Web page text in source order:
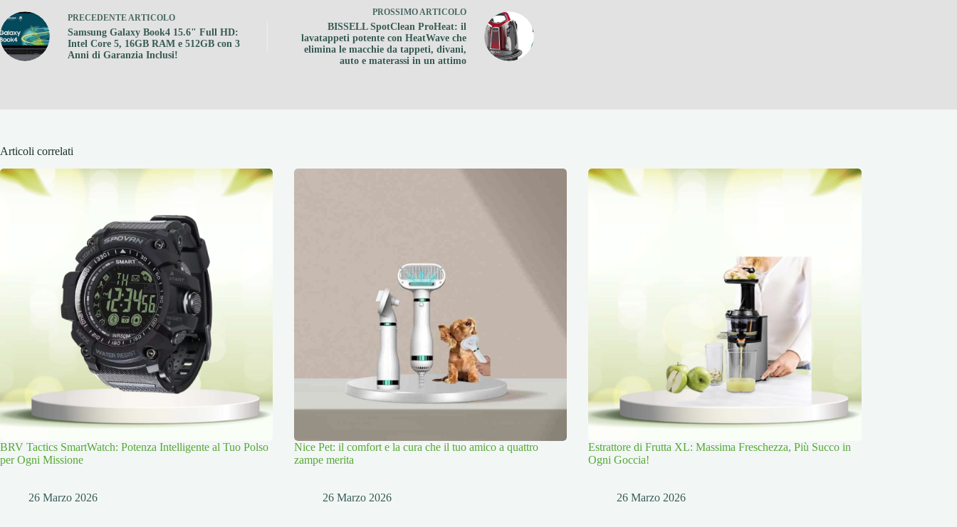
PRECEDENTEARTICOLO
Samsung Galaxy Book4 15.6" Full HD:
Intel Core 5, 16GB RAM e 512GB con 3
Anni di Garanzia Inclusi!
PROSSIMOARTICOLO
BISSELL SpotClean ProHeat: il
lavatappeti potente con HeatWave che
elimina le macchie da tappeti, divani,
auto e materassi in un attimo
Articoli correlati
BRV Tactics SmartWatch: Potenza Intelligente al Tuo Polso
per Ogni Missione
26 Marzo 2026
Nice Pet: il comfort e la cura che il tuo amico a quattro
zampe merita
26 Marzo 2026
Estrattore di Frutta XL: Massima Freschezza, Più Succo in
Ogni Goccia!
26 Marzo 2026